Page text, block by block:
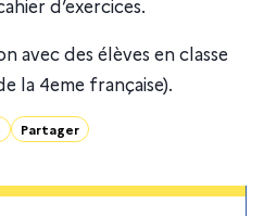
d’exercices.
avec des élèves en classe
la 4eme française).
Partager